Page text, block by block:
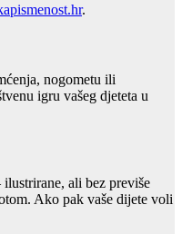
.
nogometu ili
igru vašeg djeteta u
ali bez previše
Ako pak vaše dijete voli